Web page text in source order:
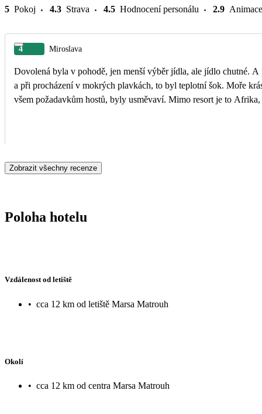
5 Pokoj 4.3 Strava 4.5 Hodnocení personálu 2.9 Animace
4 Miroslava
Dovolená byla v pohodě, jen menší výběr jídla, ale jídlo chutné. A
a při procházení v mokrých plavkách, to byl teplotní šok. Moře
všem požadavkům hostů, byly usměvaví. Mimo resort je to
Zobrazit všechny recenze
Poloha hotelu
Vzdálenost od letiště
• cca 12 km od letiště Marsa Matrouh
Okolí
• cca 12 km od centra Marsa Matrouh